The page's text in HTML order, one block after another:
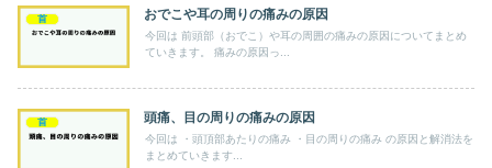
首 おでこや耳の周りの痛みの原因
今回は 前頭部（おでこ）や耳の周囲の痛みの原因についてまとめ
ていきます。 痛みの原因っ...
首 頭痛、目の周りの痛みの原因
今回は ・頭頂部あたりの痛み ・目の周りの痛み の原因と解消法を
まとめていきます...